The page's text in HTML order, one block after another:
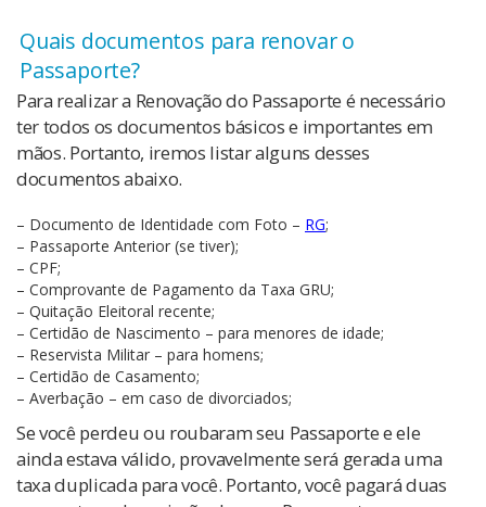
Quais documentos para renovar o
Passaporte?
Para realizar a Renovação do Passaporte é necessário
ter todos os documentos básicos e importantes em
mãos. Portanto, iremos listar alguns desses
documentos abaixo.
– Documento de Identidade com Foto – RG;
– Passaporte Anterior (se tiver);
– CPF;
– Comprovante de Pagamento da Taxa GRU;
– Quitação Eleitoral recente;
– Certidão de Nascimento – para menores de idade;
– Reservista Militar – para homens;
– Certidão de Casamento;
– Averbação – em caso de divorciados;
Se você perdeu ou roubaram seu Passaporte e ele
ainda estava válido, provavelmente será gerada uma
taxa duplicada para você. Portanto, você pagará duas